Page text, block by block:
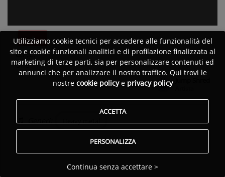
G.P.C.
One
Pubblicato da:
Generi: Heavy metal
Utilizziamo cookie tecnici per accedere alle funzionalità del
sito e cookie funzionali analitici e di profilazione finalizzata al
marketing di terze parti, sia per personalizzare contenuti ed
annunci che per analizzare il nostro traffico. Qui trovi le
nostre cookie policye privacy policy
ACCETTA
PERSONALIZZA
Continua senza accettare >